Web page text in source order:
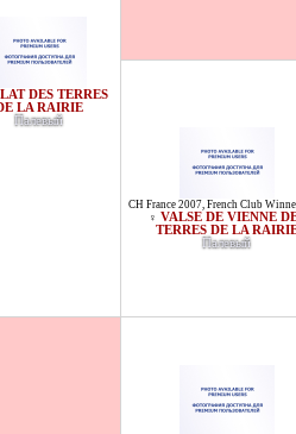
DES TERRES
LA RAIRIE
Палевый
CH France 2007, French Club
♀ VALSE DE VIENNE
TERRES DE LA
Палевый